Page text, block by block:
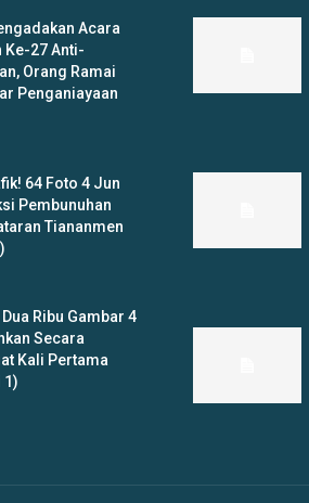
Acara
Ke-27 Anti-
Orang Ramai
Penganiayaan
64 Foto 4 Jun
Pembunuhan
Tiananmen
Ribu Gambar 4
Secara
Kali Pertama
1)